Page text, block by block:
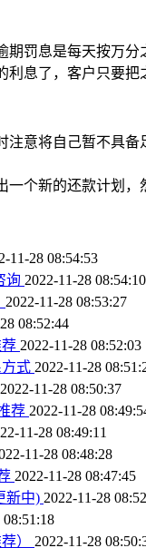
罚息是每天按万
息了，客户只要把
意将自己暂不具
个新的还款计划，
11-28 08:54:53
询 2022-11-28 08:54:10
2022-11-28 08:53:27
08:52:44
2022-11-28 08:52:03
式 2022-11-28
2022-11-28 08:50:37
荐 2022-11-28
11-28 08:49:11
11-28 08:48:28
2022-11-28 08:47:45
新中) 2022-11-28
08:51:18
） 2022-11-28